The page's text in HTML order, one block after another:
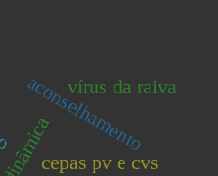
aconselhamento
cepas pv e cvs
vírus da raiva